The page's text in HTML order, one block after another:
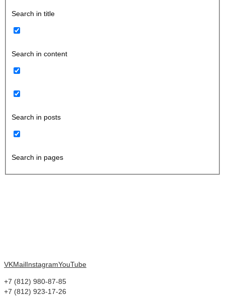
Search in title
Search in content
Search in posts
Search in pages
VKMailInstagramYouTube
+7 (812) 980-87-85
+7 (812) 923-17-26